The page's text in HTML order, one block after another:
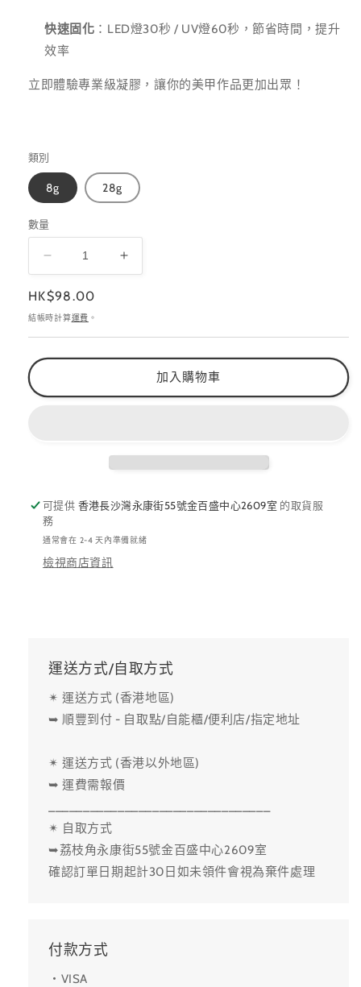
快速固化 ：LED燈30秒 / UV燈60秒，節省時間，提升
效率
立即體驗專業級凝膠，讓你的美甲作品更加出眾！
類別
8g 28g
數量
MIXING
量
減
MIXING
定
價
HK$98.00
結帳時計算運費 。
加入購物車
可提供 香港長沙灣永康街55號金百盛中心2609室 的取貨服
務
通常會在 2-4 天內準備就緒
檢視商店資訊
運送方式/自取方式
✴ 運送方式 (香港地區)
➥ 順豐到付 - 自取點/自能櫃/便利店/指定地址
✴ 運送方式 (香港以外地區)
➥ 運費需報價
✴ 自取方式
➥荔枝角永康街55號金百盛中心2609室
確認訂單日期起計30日如未領件會視為棄件處理
付款方式
・VISA